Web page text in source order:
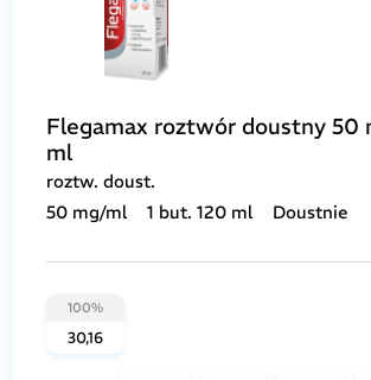
Flegamax roztwór doustny 50
ml
roztw. doust.
50 mg/ml
1 but. 120 ml Doustnie
100%
30,16